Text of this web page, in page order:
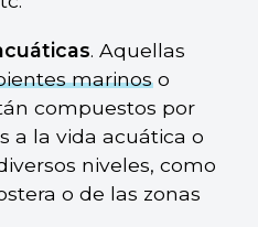
. Aquellas
marinoso
compuestos por
a la vida acuática o
niveles, como
o de las zonas